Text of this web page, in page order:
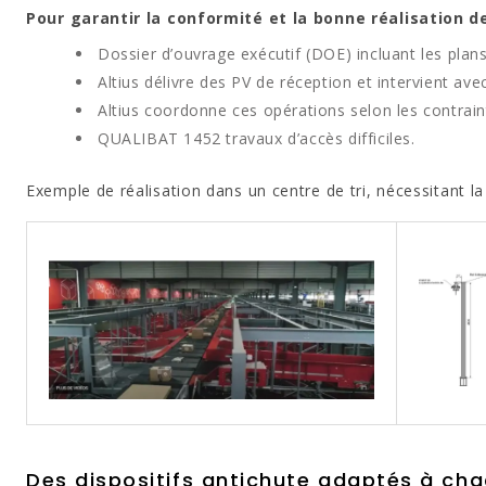
Pour garantir la conformité et la bonne réalisation
Dossier d’ouvrage exécutif (DOE) incluant les
Altius délivre des PV de réception et intervient
Altius coordonne ces opérations selon les
QUALIBAT 1452 travaux d’accès difficiles.
Exemple de réalisation dans un centre de tri, nécessitant
Des dispositifs antichute adaptés à